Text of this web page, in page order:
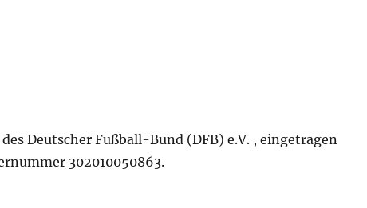
Deutscher Fußball-Bund (DFB) e.V. , eingetragen
302010050863.